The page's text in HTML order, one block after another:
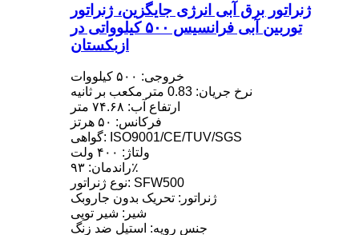
ژنراتور برق آبی انرژی جایگزین، ژنراتور
توربین آبی فرانسیس ۵۰۰ کیلوواتی در
ازبکستان
خروجی: ۵۰۰ کیلووات
نرخ جریان: 0.83 متر مکعب بر ثانیه
ارتفاع آب: ۷۴.۶۸ متر
فرکانس: ۵۰ هرتز
گواهی: ISO9001/CE/TUV/SGS
ولتاژ: ۴۰۰ ولت
راندمان: ۹۳٪
نوع ژنراتور: SFW500
ژنراتور: تحریک بدون جاروبک
شیر: شیر توپی
جنس رویه: استیل ضد زنگ